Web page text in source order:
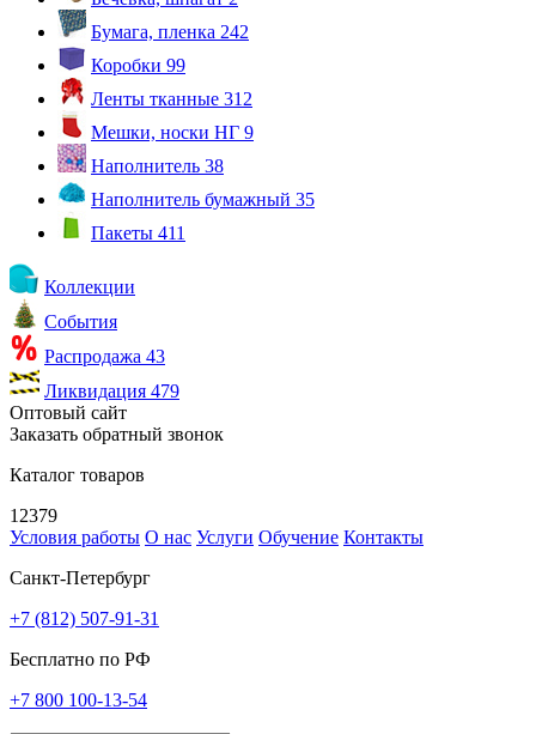
Бумага, пленка 242
Коробки 99
Ленты тканные 312
Мешки, носки НГ 9
Наполнитель 38
Наполнитель бумажный 35
Пакеты 411
Коллекции
События
Распродажа 43
Ликвидация 479
Оптовый сайт
Заказать обратный звонок
Каталог товаров
12379
Условия работы О нас Услуги Обучение Контакты
Санкт-Петербург
+7 (812) 507-91-31
Бесплатно по РФ
+7 800 100-13-54